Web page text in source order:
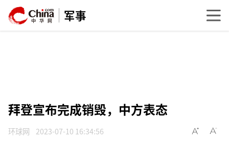
军事
拜登宣布完成销毁，中方表态
环球网 2023-07-10 16:34:56